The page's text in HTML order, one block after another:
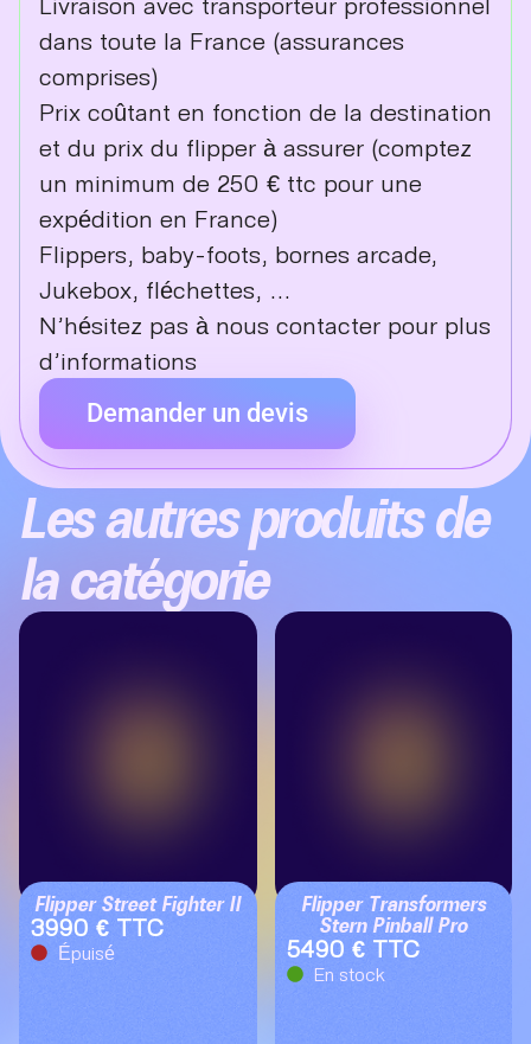
dans toute la France (assurances
comprises)
Prix coûtant en fonction de la destination
et du prix du flipper à assurer (comptez
un minimum de 250 € ttc pour une
expédition en France)
Flippers, baby-foots, bornes arcade,
Jukebox, fléchettes, …
N’hésitez pas à nous contacter pour plus
d’informations
Demander un devis
Les autres produits de
la catégorie
Flipper Street Fighter II
3990 € TTC
Épuisé
Flipper Transformers
Stern Pinball Pro
5490 € TTC
En stock